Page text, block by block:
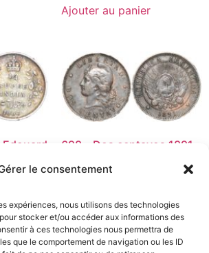
le consentement
expériences, nous utilisons des technologies
stocker et/ou accéder aux informations des
à ces technologies nous permettra de
que le comportement de navigation ou les ID
Ajouter au panier
Edouard
698 – Dos centavos 1891 –
8,00 €
Ajouter au panier